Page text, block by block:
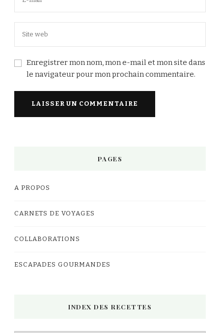
Enregistrer mon nom, mon e-mail et mon site dans
le navigateur pour mon prochain commentaire.
PAGES
A PROPOS
CARNETS DE VOYAGES
COLLABORATIONS
ESCAPADES GOURMANDES
INDEX DES RECETTES